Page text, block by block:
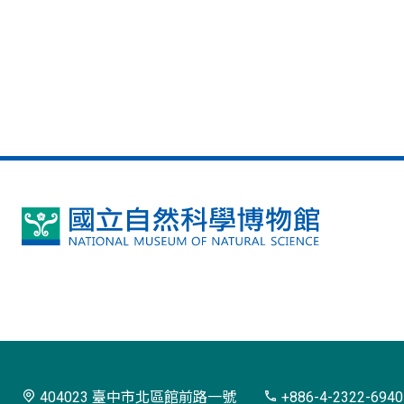
國
學
404023 臺中市北區館前路一號 +886-4-2322-6940